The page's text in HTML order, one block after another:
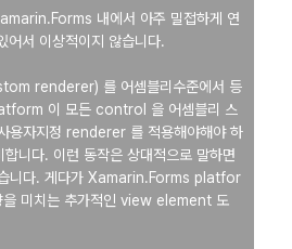
내에서 아주 밀접하게 연
서 이상적이지 않습니다.
renderer) 를 어셈블리수준에서 등
이 모든 control 을 어셈블리 스
용자지정 renderer 를 적용해야해야 하
니다. 이런 동작은 상대적으로 말하면
습니다. 게다가 Xamarin.Forms platfor
미치는 추가적인 view element 도